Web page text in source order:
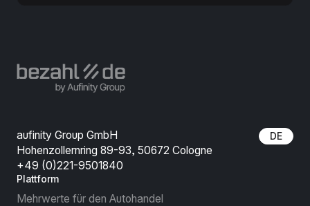
aufinity Group GmbH
Hohenzollernring 89-93, 50672 Cologne
+49 (0)221-9501840
DE
Plattform
Mehrwerte für den Autohandel